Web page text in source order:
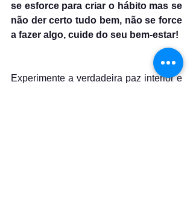
se esforce para criar o hábito mas se
não der certo tudo bem, não se force
a fazer algo, cuide do seu bem-estar!
Experimente a verdadeira paz interior e